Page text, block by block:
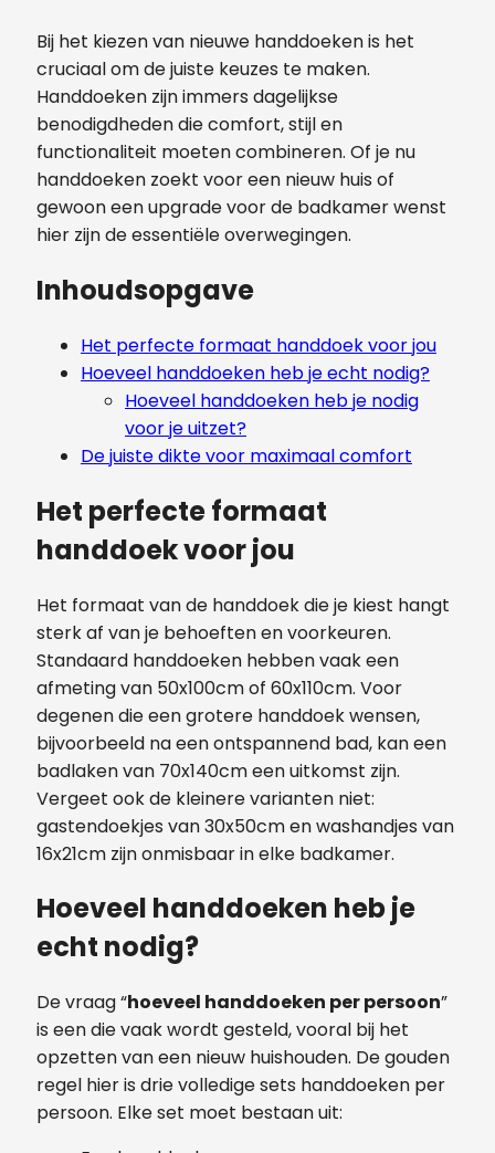
Bij het kiezen van nieuwe handdoeken is het
cruciaal om de juiste keuzes te maken.
Handdoeken zijn immers dagelijkse
benodigdheden die comfort, stijl en
functionaliteit moeten combineren. Of je nu
handdoeken zoekt voor een nieuw huis of
gewoon een upgrade voor de badkamer wenst
hier zijn de essentiële overwegingen.
Inhoudsopgave
Het perfecte formaat handdoek voor jou
Hoeveel handdoeken heb je echt nodig?
Hoeveel handdoeken heb je nodig
voor je uitzet?
De juiste dikte voor maximaal comfort
Het perfecte formaat
handdoek voor jou
Het formaat van de handdoek die je kiest hangt
sterk af van je behoeften en voorkeuren.
Standaard handdoeken hebben vaak een
afmeting van 50x100cm of 60x110cm. Voor
degenen die een grotere handdoek wensen,
bijvoorbeeld na een ontspannend bad, kan een
badlaken van 70x140cm een uitkomst zijn.
Vergeet ook de kleinere varianten niet:
gastendoekjes van 30x50cm en washandjes van
16x21cm zijn onmisbaar in elke badkamer.
Hoeveel handdoeken heb je
echt nodig?
De vraag “hoeveel handdoeken per persoon”
is een die vaak wordt gesteld, vooral bij het
opzetten van een nieuw huishouden. De gouden
regel hier is drie volledige sets handdoeken per
persoon. Elke set moet bestaan uit: